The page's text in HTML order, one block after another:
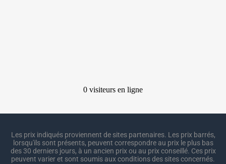
Les prix indiqués proviennent de sites partenaires. Les prix barrés,
lorsqu'ils sont présents, peuvent correspondre au prix le plus bas
des 30 derniers jours, à un ancien prix ou au prix conseillé. Ces prix
peuvent varier et sont soumis aux conditions des sites concernés.